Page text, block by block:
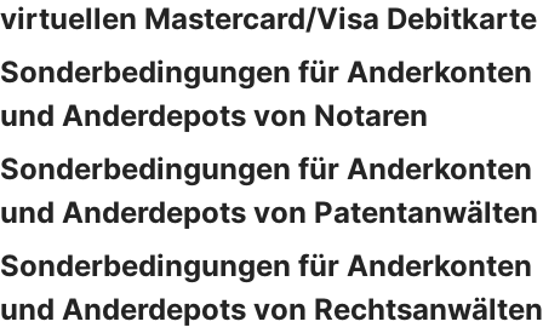
virtuellen Mastercard/Visa Debitkarte
Sonderbedingungen für Anderkonten
und Anderdepots von Notaren
Sonderbedingungen für Anderkonten
und Anderdepots von Patentanwälten
Sonderbedingungen für Anderkonten
und Anderdepots von Rechtsanwälten